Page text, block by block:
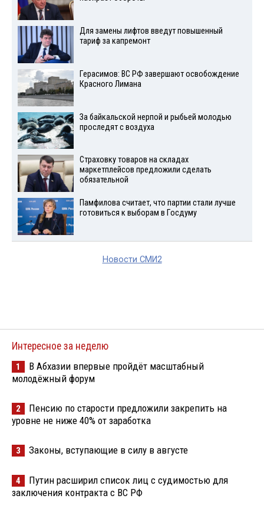
Для замены лифтов введут повышенный
тариф за капремонт
Герасимов: ВС РФ завершают освобождение
Красного Лимана
За байкальской нерпой и рыбьей молодью
проследят с воздуха
Страховку товаров на складах
маркетплейсов предложили сделать
обязательной
Памфилова считает, что партии стали лучше
готовиться к выборам в Госдуму
Новости СМИ2
Интересное за неделю
1
В Абхазии впервые пройдёт масштабный
молодёжный форум
2
Пенсию по старости предложили закрепить на
уровне не ниже 40% от заработка
3 Законы, вступающие в силу в августе
4
Путин расширил список лиц с судимостью для
заключения контракта с ВС РФ